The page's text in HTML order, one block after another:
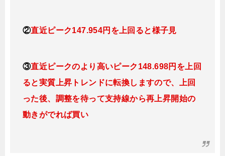
②直近ピーク147.954円を上回ると様子見
③直近ピークのより高いピーク148.698円を上回
ると実質上昇トレンドに転換しますので、上回
った後、調整を待って支持線から再上昇開始の
動きがでれば買い